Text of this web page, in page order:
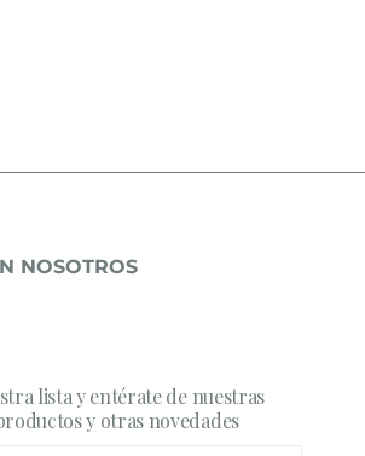
NOSOTROS
lista y entérate de nuestras
y otras novedades